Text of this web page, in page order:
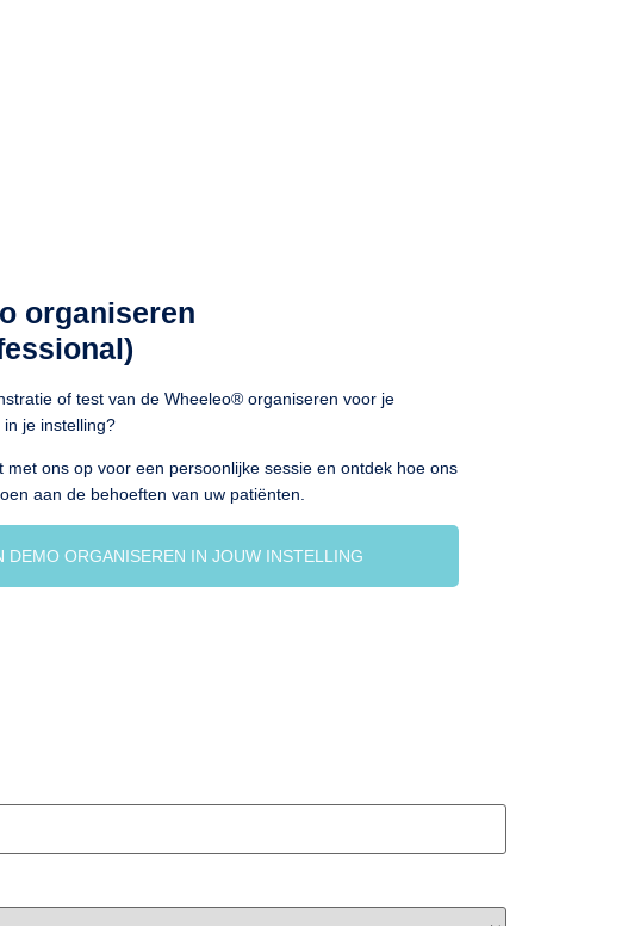
organiseren
of test van de Wheeleo® organiseren voor je
je instelling?
met ons op voor een persoonlijke sessie en ontdek hoe ons
aan de behoeften van uw patiënten.
DEMO ORGANISEREN IN JOUW INSTELLING